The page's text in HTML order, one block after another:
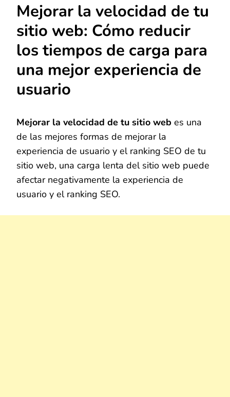
Mejorar la velocidad de tu
sitio web: Cómo reducir
los tiempos de carga para
una mejor experiencia de
usuario
Mejorar la velocidad de tu sitio web es una
de las mejores formas de mejorar la
experiencia de usuario y el ranking SEO de tu
sitio web, una carga lenta del sitio web puede
afectar negativamente la experiencia de
usuario y el ranking SEO.